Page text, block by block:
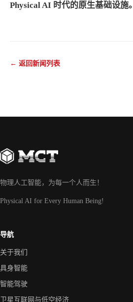
Physical AI 时代的原生基础设施。
← 返回新闻列表
物理人工智能，为每一个人而生！
Physical AI for Every Human Being!
导航
关于我们
具身智能
智能驾驶
卫星互联网与低空经济